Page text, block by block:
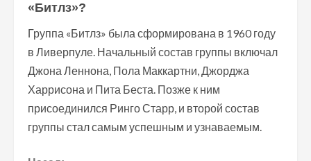
«Битлз»?
Группа «Битлз» была сформирована в 1960 году
в Ливерпуле. Начальный состав группы включал
Джона Леннона, Пола Маккартни, Джорджа
Харрисона и Пита Беста. Позже к ним
присоединился Ринго Старр, и второй состав
группы стал самым успешным и узнаваемым.